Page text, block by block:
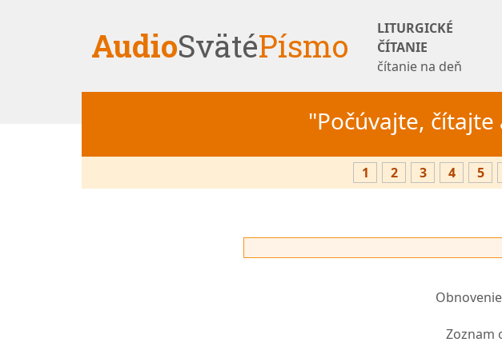
AudioSvätéPísmo
LITURGICKÉ
ČÍTANIE
čítanie na deň
"Počúvajte, čítajte
1 2 3 4 5
Zoznam